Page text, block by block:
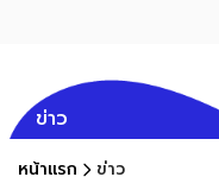
ข่าว
หน้าแรก ข่าว